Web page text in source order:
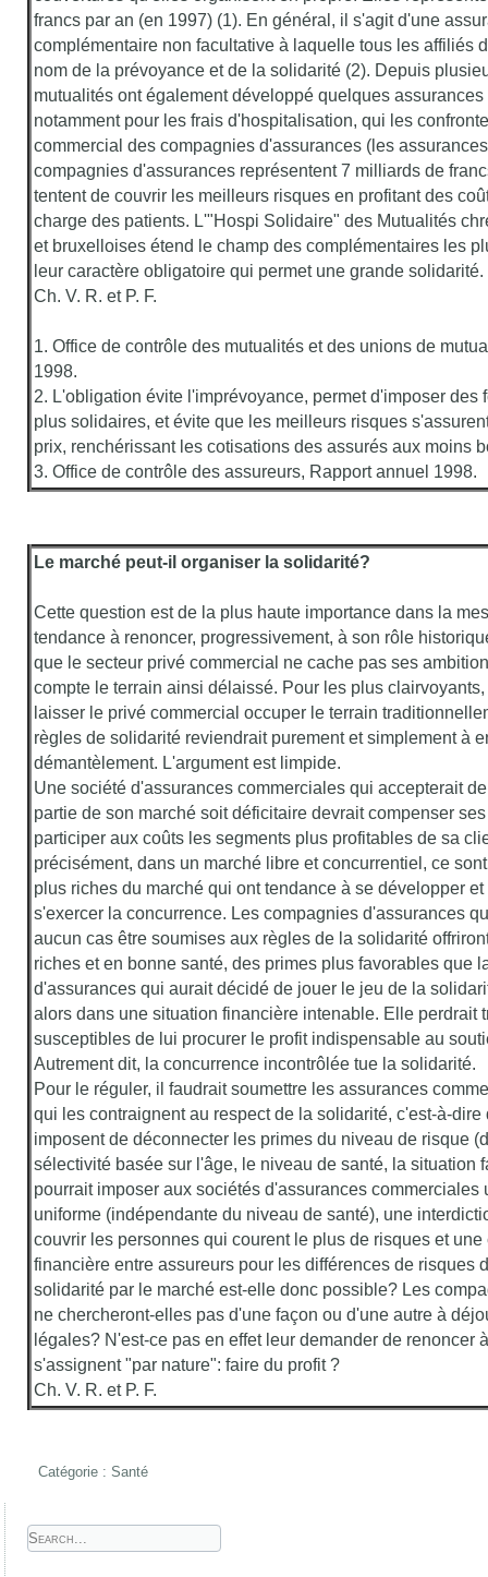
francs par an (en 1997) (1). En général, il s'agit d'une
complémentaire non facultative à laquelle tous les affiliés
nom de la prévoyance et de la solidarité (2). Depuis
mutualités ont également développé quelques
notamment pour les frais d'hospitalisation, qui les
commercial des compagnies d'assurances (les
compagnies d'assurances représentent 7 milliards de
tentent de couvrir les meilleurs risques en profitant des
charge des patients. L'"Hospi Solidaire" des Mutualités
et bruxelloises étend le champ des complémentaires les
leur caractère obligatoire qui permet une grande solidarité.
Ch. V. R. et P. F.
1. Office de contrôle des mutualités et des unions de
1998.
2. L'obligation évite l'imprévoyance, permet d'imposer des
plus solidaires, et évite que les meilleurs risques
prix, renchérissant les cotisations des assurés aux moins
3. Office de contrôle des assureurs, Rapport annuel 1998.
Le marché peut-il organiser la solidarité?
Cette question est de la plus haute importance dans la
tendance à renoncer, progressivement, à son rôle
que le secteur privé commercial ne cache pas ses
compte le terrain ainsi délaissé. Pour les plus
laisser le privé commercial occuper le terrain
règles de solidarité reviendrait purement et simplement à
démantèlement. L'argument est limpide.
Une société d'assurances commerciales qui accepterait
partie de son marché soit déficitaire devrait compenser
participer aux coûts les segments plus profitables de sa
précisément, dans un marché libre et concurrentiel, ce
plus riches du marché qui ont tendance à se développer
s'exercer la concurrence. Les compagnies d'assurances
aucun cas être soumises aux règles de la solidarité
riches et en bonne santé, des primes plus favorables que
d'assurances qui aurait décidé de jouer le jeu de la
alors dans une situation financière intenable. Elle perdrait
susceptibles de lui procurer le profit indispensable au
Autrement dit, la concurrence incontrôlée tue la solidarité.
Pour le réguler, il faudrait soumettre les assurances
qui les contraignent au respect de la solidarité, c'est-à-
imposent de déconnecter les primes du niveau de risque
sélectivité basée sur l'âge, le niveau de santé, la situation
pourrait imposer aux sociétés d'assurances commerciales
uniforme (indépendante du niveau de santé), une
couvrir les personnes qui courent le plus de risques et
financière entre assureurs pour les différences de risques
solidarité par le marché est-elle donc possible? Les
ne chercheront-elles pas d'une façon ou d'une autre à
légales? N'est-ce pas en effet leur demander de renoncer
s'assignent "par nature": faire du profit ?
Ch. V. R. et P. F.
Catégorie :Santé